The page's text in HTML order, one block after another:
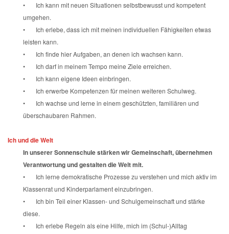
• Ich kann mit neuen Situationen selbstbewusst und kompetent
umgehen.
• Ich erlebe, dass ich mit meinen individuellen Fähigkeiten etwas
leisten kann.
• Ich finde hier Aufgaben, an denen ich wachsen kann.
• Ich darf in meinem Tempo meine Ziele erreichen.
• Ich kann eigene Ideen einbringen.
• Ich erwerbe Kompetenzen für meinen weiteren Schulweg.
• Ich wachse und lerne in einem geschützten, familiären und
überschaubaren Rahmen.
Ich und die Welt
In unserer Sonnenschule stärken wir Gemeinschaft, übernehmen
Verantwortung und gestalten die Welt mit.
• Ich lerne demokratische Prozesse zu verstehen und mich aktiv im
Klassenrat und Kinderparlament einzubringen.
• Ich bin Teil einer Klassen- und Schulgemeinschaft und stärke
diese.
• Ich erlebe Regeln als eine Hilfe, mich im (Schul-)Alltag